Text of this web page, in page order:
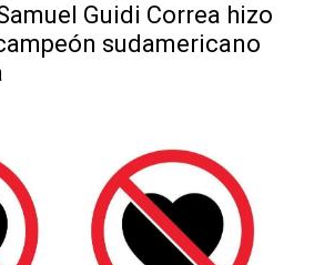
Guidi Correa hizo
sudamericano